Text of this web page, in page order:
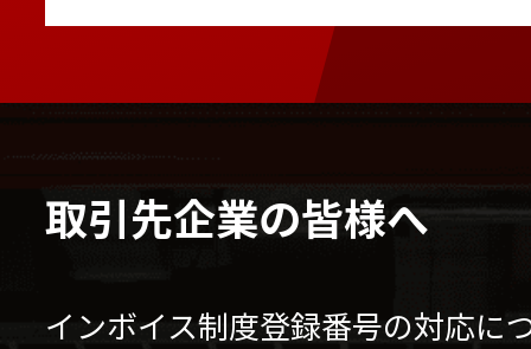
取引先企業の皆様へ
インボイス制度登録番号の対応に